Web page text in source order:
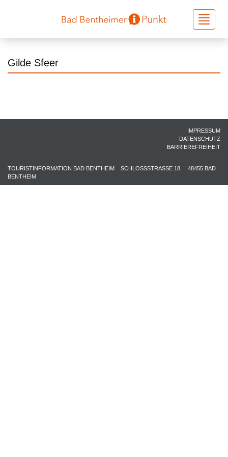
Toggle
Gilde Sfeer
IMPRESSUM
DATENSCHUTZ
BARRIEREFREIHEIT
TOURISTINFORMATION BAD BENTHEIM SCHLOSSSTRASSE 18 48455 BAD
BENTHEIM